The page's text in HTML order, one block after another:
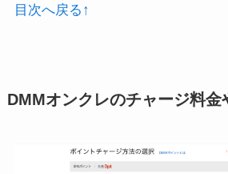
目次へ戻る↑
DMMオンクレのチャージ料金